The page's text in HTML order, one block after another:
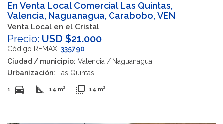
En Venta Local Comercial Las Quintas,
Valencia, Naguanagua, Carabobo, VEN
Venta Local en el Cristal
Precio: USD $21.000
Código REMAX: 335790
Ciudad / municipio: Valencia / Naguanagua
Urbanización: Las Quintas
1 directions_car square_foot 14 m² flip_to_front 14 m²